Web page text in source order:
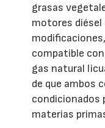
grasas
motores
compatible
gas natural
de que ambos
condicionados
materias